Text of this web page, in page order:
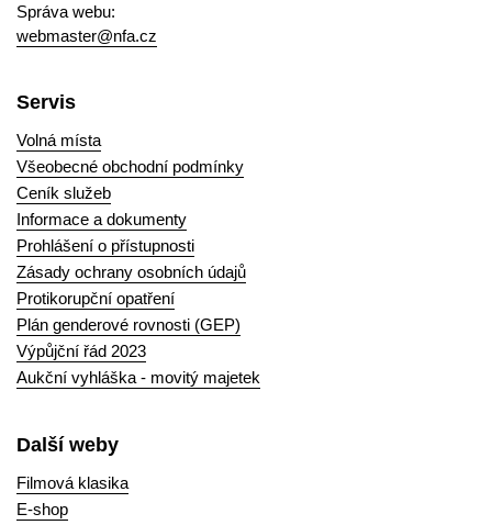
Správa webu:
webmaster@nfa.cz
Servis
Volná místa
Všeobecné obchodní podmínky
Ceník služeb
Informace a dokumenty
Prohlášení o přístupnosti
Zásady ochrany osobních údajů
Protikorupční opatření
Plán genderové rovnosti (GEP)
Výpůjční řád 2023
Aukční vyhláška - movitý majetek
Další weby
Filmová klasika
E-shop